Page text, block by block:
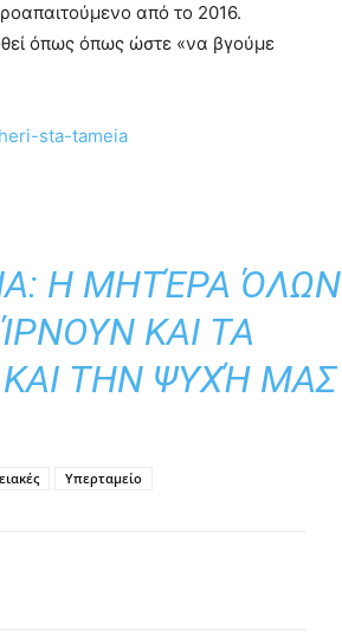
από το 2016.
όπως όπως ώστε «να βγούμε
sta-tameia
H ΜΗΤΈΡΑ ΌΛΩΝ
ΚΑΙ ΤΑ
ΤΗΝ ΨΥΧΉ ΜΑΣ
Υπερταμείο